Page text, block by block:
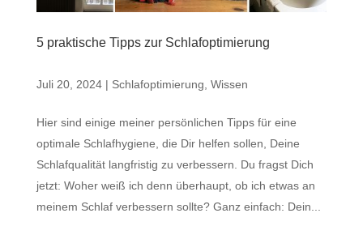
5 praktische Tipps zur Schlafoptimierung
Juli 20, 2024| Schlafoptimierung Wissen
Hier sind einige meiner persönlichen Tipps für eine
optimale Schlafhygiene, die Dir helfen sollen, Deine
Schlafqualität langfristig zu verbessern. Du fragst Dich
jetzt: Woher weiß ich denn überhaupt, ob ich etwas an
meinem Schlaf verbessern sollte? Ganz einfach: Dein...